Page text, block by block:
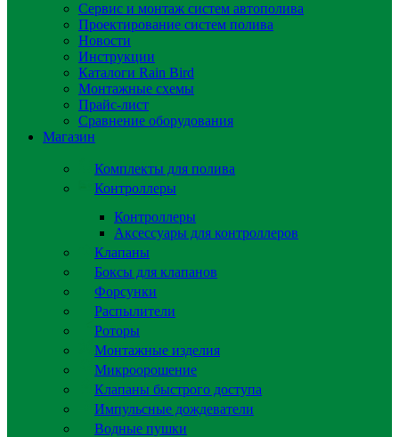
Сервис и монтаж систем автополива
Проектирование систем полива
Новости
Инструкции
Каталоги Rain Bird
Монтажные схемы
Прайс-лист
Сравнение оборудования
Магазин
Комплекты для полива
Контроллеры
Контроллеры
Аксессуары для контроллеров
Клапаны
Боксы для клапанов
Форсунки
Распылители
Роторы
Монтажные изделия
Микроорошение
Клапаны быстрого доступа
Импульсные дождеватели
Водные пушки